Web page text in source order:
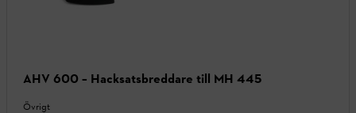
AHV 600 – Hacksatsbreddare till MH 445
Övrigt